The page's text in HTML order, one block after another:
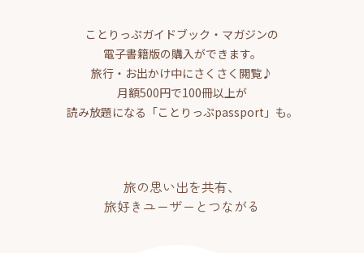
ことりっぷガイドブック・マガジンの
電子書籍版の購入ができます。
旅行・お出かけ中にさくさく閲覧♪
月額500円で100冊以上が
読み放題になる「ことりっぷpassport」も。
旅の思い出を共有、
旅好きユーザーとつながる